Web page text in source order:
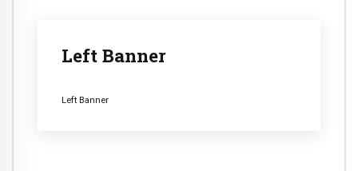
Left Banner
Left Banner